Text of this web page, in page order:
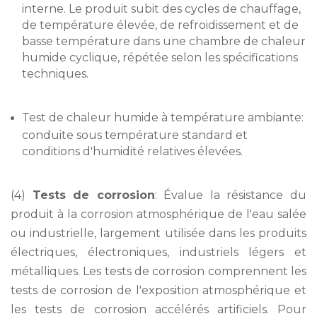
interne. Le produit subit des cycles de chauffage,
de température élevée, de refroidissement et de
basse température dans une chambre de chaleur
humide cyclique, répétée selon les spécifications
techniques.
Test de chaleur humide à température ambiante:
conduite sous température standard et
conditions d'humidité relatives élevées.
(4) Tests de corrosion: Évalue la résistance du
produit à la corrosion atmosphérique de l'eau salée
ou industrielle, largement utilisée dans les produits
électriques, électroniques, industriels légers et
métalliques. Les tests de corrosion comprennent les
tests de corrosion de l'exposition atmosphérique et
les tests de corrosion accélérés artificiels. Pour